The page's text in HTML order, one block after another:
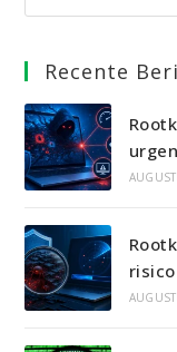
Recente
risico